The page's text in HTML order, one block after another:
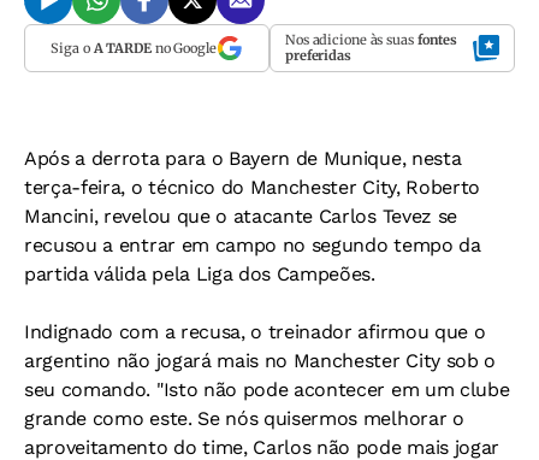
Siga o A TARDEno Google Nos adicione às suas fontes
preferidas
Após a derrota para o Bayern de Munique, nesta
terça-feira, o técnico do Manchester City, Roberto
Mancini, revelou que o atacante Carlos Tevez se
recusou a entrar em campo no segundo tempo da
partida válida pela Liga dos Campeões.
Indignado com a recusa, o treinador afirmou que o
argentino não jogará mais no Manchester City sob o
seu comando. "Isto não pode acontecer em um clube
grande como este. Se nós quisermos melhorar o
aproveitamento do time, Carlos não pode mais jogar